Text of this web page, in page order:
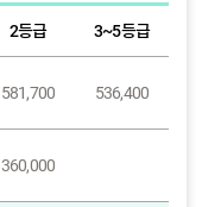
2등급 3~5등급
581,700 536,400
360,000